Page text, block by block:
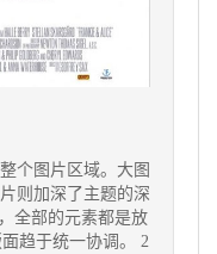
个图片区域。大图
则加深了主题的深
全部的元素都是放
趋于统一协调。 2